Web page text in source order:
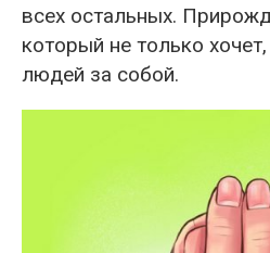
всех остальных.
который не только
людей за собой.